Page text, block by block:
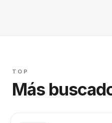
TOP
Más